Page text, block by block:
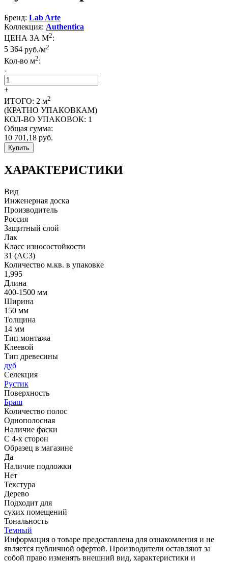
Бренд: Lab Arte
Коллекция: Authentica
ЦЕНА ЗА М2:
5 364 руб./м2
Кол-во м2:
-
+
ИТОГО: 2 м2
(КРАТНО УПАКОВКАМ)
КОЛ-ВО УПАКОВОК: 1
Общая сумма:
10 701,18 руб.
Купить
ХАРАКТЕРИСТИКИ
Вид
Инженерная доска
Производитель
Россия
Защитный слой
Лак
Класс износостойкости
31 (AC3)
Количество м.кв. в упаковке
1,995
Длина
400-1500 мм
Ширина
150 мм
Толщина
14 мм
Тип монтажа
Клеевой
Тип древесины
дуб
Селекция
Рустик
Поверхность
Браш
Количество полос
Однополосная
Наличие фаски
С 4-х сторон
Образец в магазине
Да
Наличие подложки
Нет
Текстура
Дерево
Подходит для
cухих помещений
Тональность
Темный
Информация о товаре предоставлена для ознакомления и не
является публичной офертой. Производители оставляют за
собой право изменять внешний вид, характеристики и